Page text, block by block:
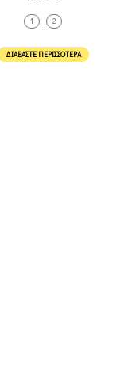
1 2
ΔΙΑΒΆΣΤΕ ΠΕΡΙΣΣΌΤΕΡΑ